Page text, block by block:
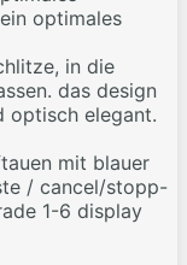
optimales
in die
das design
optisch elegant.
mit blauer
/ cancel/stopp-
1-6 display